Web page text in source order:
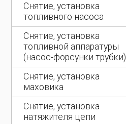
Снятие, установка
топливного насоса
Снятие, установка
топливной аппаратуры
(насос-форсунки трубки)
Снятие, установка
маховика
Снятие, установка
натяжителя цепи